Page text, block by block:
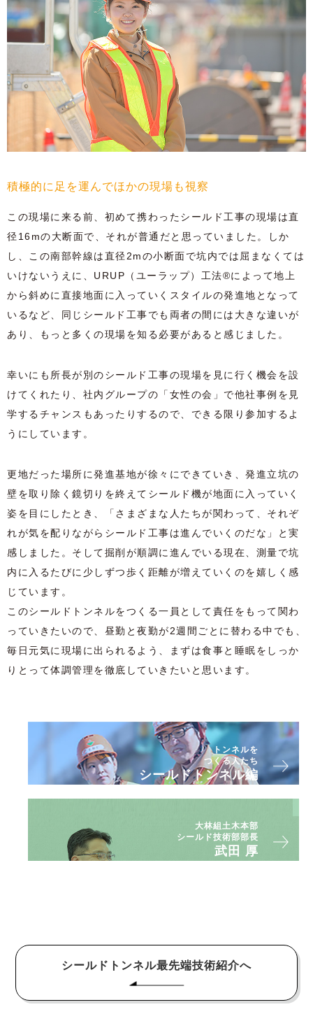
積極的に足を運んでほかの現場も視察
この現場に来る前、初めて携わったシールド工事の現場は直
径16mの大断面で、それが普通だと思っていました。しか
し、この南部幹線は直径2mの小断面で坑内では屈まなくては
いけないうえに、URUP（ユーラップ）工法®によって地上
から斜めに直接地面に入っていくスタイルの発進地となって
いるなど、同じシールド工事でも両者の間には大きな違いが
あり、もっと多くの現場を知る必要があると感じました。
幸いにも所長が別のシールド工事の現場を見に行く機会を設
けてくれたり、社内グループの「女性の会」で他社事例を見
学するチャンスもあったりするので、できる限り参加するよ
うにしています。
更地だった場所に発進基地が徐々にできていき、発進立坑の
壁を取り除く鏡切りを終えてシールド機が地面に入っていく
姿を目にしたとき、「さまざまな人たちが関わって、それぞ
れが気を配りながらシールド工事は進んでいくのだな」と実
感しました。そして掘削が順調に進んでいる現在、測量で坑
内に入るたびに少しずつ歩く距離が増えていくのを嬉しく感
じています。
このシールドトンネルをつくる一員として責任をもって関わ
っていきたいので、昼勤と夜勤が2週間ごとに替わる中でも、
毎日元気に現場に出られるよう、まずは食事と睡眠をしっか
りとって体調管理を徹底していきたいと思います。
トンネルを
つくる人たち
シールドトンネル編
大林組土木本部
シールド技術部部長
武田 厚
シールドトンネル最先端技術紹介へ